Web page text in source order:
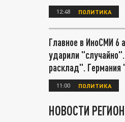
12:48 ПОЛИТИКА
Главное в ИноСМИ 6
ударили
расклад". Германия
11:00 ПОЛИТИКА
НОВОСТИ